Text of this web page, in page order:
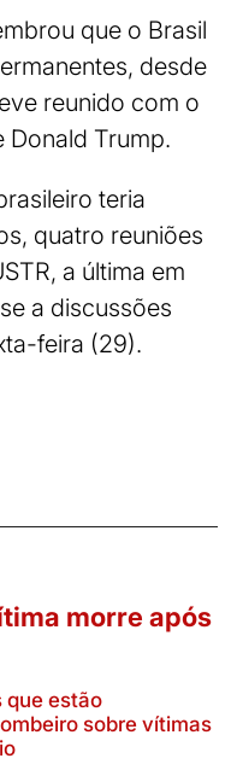
que o Brasil
desde
reunido com o
Donald Trump.
teria
quatro reuniões
a última em
a discussões
feira (29).
morre após
que estão
sobre vítimas